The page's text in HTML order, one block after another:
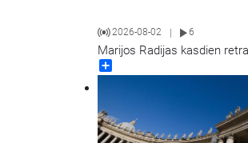
2026-08-02 6
Marijos Radijas kasdien